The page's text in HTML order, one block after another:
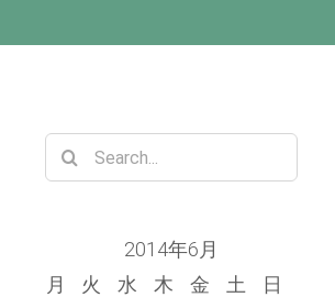
Search
for:
2014年6月
月
火 水 木 金 土
日